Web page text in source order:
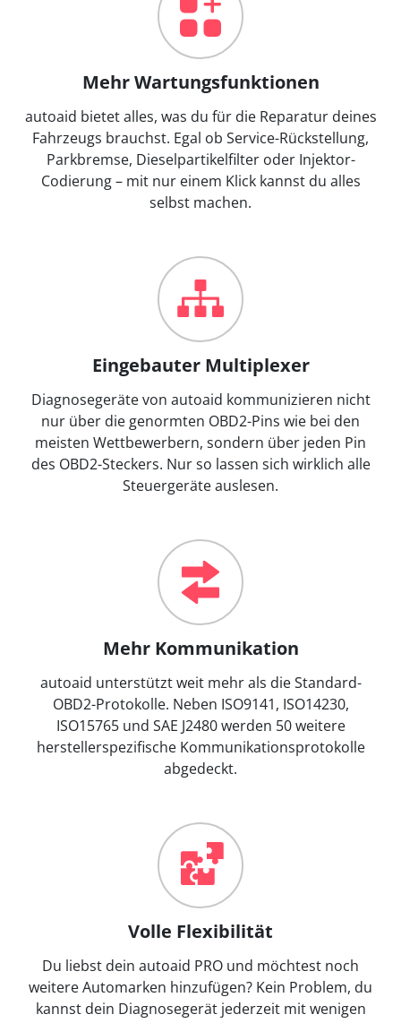
Mehr Wartungsfunktionen
autoaid bietet alles, was du für die Reparatur deines
Fahrzeugs brauchst. Egal ob Service-Rückstellung,
Parkbremse, Dieselpartikelfilter oder Injektor-
Codierung – mit nur einem Klick kannst du alles
selbst machen.
Eingebauter Multiplexer
Diagnosegeräte von autoaid kommunizieren nicht
nur über die genormten OBD2-Pins wie bei den
meisten Wettbewerbern, sondern über jeden Pin
des OBD2-Steckers. Nur so lassen sich wirklich alle
Steuergeräte auslesen.
Mehr Kommunikation
autoaid unterstützt weit mehr als die Standard-
OBD2-Protokolle. Neben ISO9141, ISO14230,
ISO15765 und SAE J2480 werden 50 weitere
herstellerspezifische Kommunikationsprotokolle
abgedeckt.
Volle Flexibilität
Du liebst dein autoaid PRO und möchtest noch
weitere Automarken hinzufügen? Kein Problem, du
kannst dein Diagnosegerät jederzeit mit wenigen